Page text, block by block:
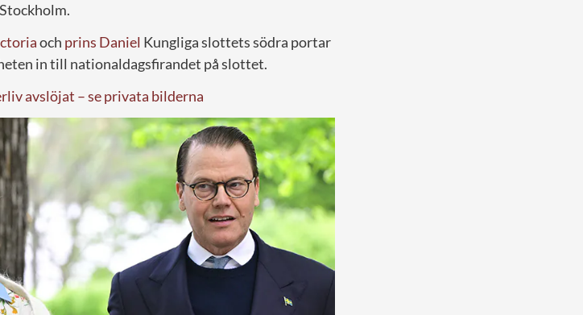
och prins Daniel Kungliga slottets södra portar
in till nationaldagsfirandet på slottet.
avslöjat – se privata bilderna